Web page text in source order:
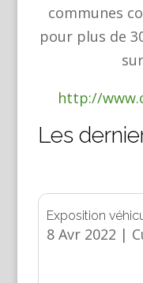
communes
pour plus de
http://
Les
Exposition
8 Avr 2022 |